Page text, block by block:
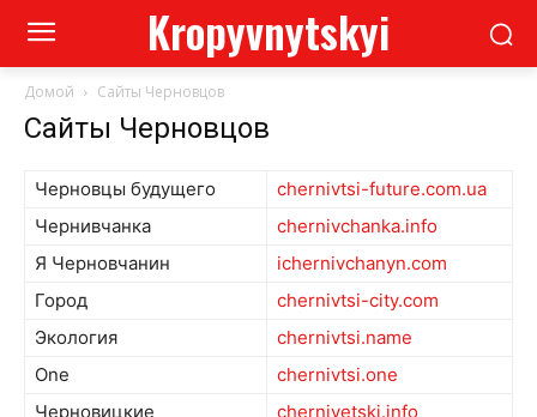
Kropyvnytskyi
Домой Сайты Черновцов
Сайты Черновцов
Черновцы будущего
chernivtsi-future.com.ua
Чернивчанка
chernivchanka.info
Я Черновчанин
ichernivchanyn.com
Город
chernivtsi-city.com
Экология
chernivtsi.name
One
chernivtsi.one
Черновицкие
chernivetski.info